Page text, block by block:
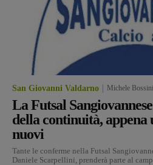
San Giovanni Valdarno Michele Bossini
La Futsal
della continuità, appena
nuovi
Tante le conferme nella Futsal
Daniele Scarpellini, prenderà parte al